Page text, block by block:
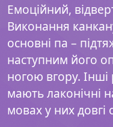
Емоційний,
Виконання
основні па –
наступним його
ногою вгору.
мають лаконічні
мовах у них довгі